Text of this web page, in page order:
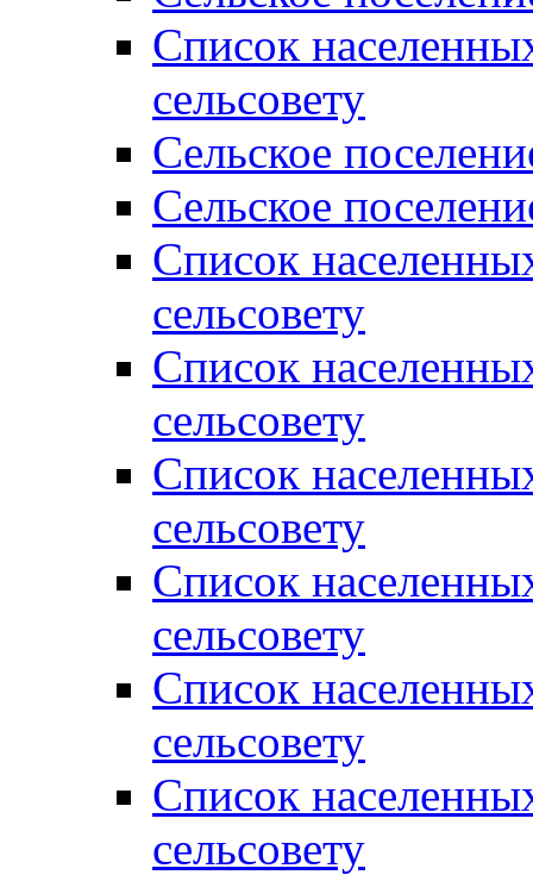
Список
сельсовету
Сельское
Сельское
Список
сельсовету
Список
сельсовету
Список
сельсовету
Список
сельсовету
Список
сельсовету
Список
сельсовету